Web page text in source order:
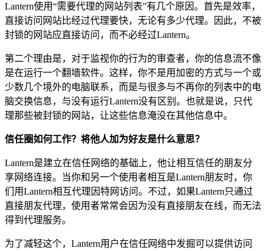
Lantern使用“需要代理的网站列表”有几个原因。首先是效率，
直接访问网站比经过代理要快，无论有多少代理。因此，不被
封锁的网站应直接访问，而不必经过Lantern。
第二个理由是，对于监视你的行为的审查者，你的信息流不像
是在运行一个翻墙软件。这样，你不是用加密的方式与一个或
少数几个境外的电脑联系，而是与很多与不再你的列表中的电
脑交换信息，与没有运行Lantern没有区别。也就是说，只代
理那些被封锁的网站，让这些信息淹没在其他信息中。
信任圈如何工作？将他人加为好友是什么意思？
Lantern是建立在信任网络的基础上，他让相互信任的朋友分
享网络连接。当你和另一个使用者相互是Lantern朋友时，你
们用Lantern相互代理因特网访问。不过，如果Lantern只通过
直接朋友代理，使用者常常会因为没有直接朋友在线，而无法
得到代理服务。
为了减轻这个，Lantern用户在信任网络中发掘可以提供访问